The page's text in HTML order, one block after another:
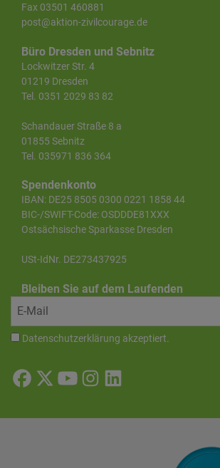
Fax 03501 460881
post@aktion-zivilcourage.de
Büro Dresden und Sebnitz
Lockwitzer Str. 4
01219 Dresden
Tel. 0351 2029 83 82
Schandauer Straße 8 a
01855 Sebnitz
Tel. 035971 836 364
Spendenkonto
IBAN: DE25 8505 0300 0221 1858 44
BIC-/SWIFT-Code: OSDDDE81XXX
Ostsächsische Sparkasse Dresden
USt-IdNr. DE273437925
Bleiben Sie auf dem Laufenden
Datenschutzerklärung akzeptiert.